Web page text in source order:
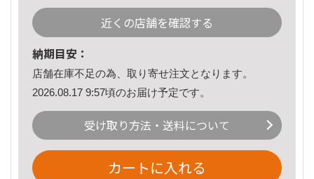
近くの店舗を確認する
納期目安：
店舗在庫不足の為、取り寄せ注文となります。
2026.08.17 9:57頃のお届け予定です。
受け取り方法・送料について
カートに入れる